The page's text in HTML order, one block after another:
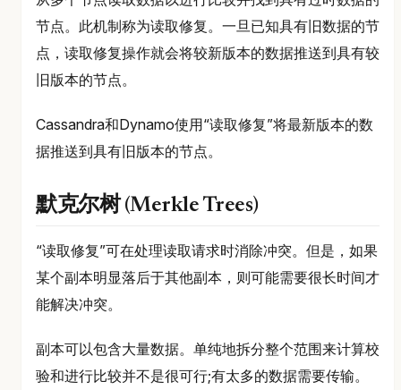
节点。此机制称为读取修复。一旦已知具有旧数据的节
点，读取修复操作就会将较新版本的数据推送到具有较
旧版本的节点。
Cassandra和Dynamo使用“读取修复”将最新版本的数
据推送到具有旧版本的节点。
默克尔树 (Merkle Trees)
“读取修复”可在处理读取请求时消除冲突。但是，如果
某个副本明显落后于其他副本，则可能需要很长时间才
能解决冲突。
副本可以包含大量数据。单纯地拆分整个范围来计算校
验和进行比较并不是很可行;有太多的数据需要传输。